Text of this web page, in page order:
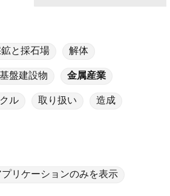
と採石場 解体
基盤建設物 金属産業
ル 取り扱い 造成
リケーションのみを表示